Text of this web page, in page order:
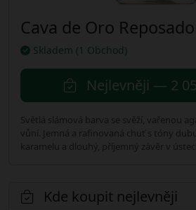
Cava de Oro
Skladem (1 Obchod)
Nejlevněji — 2
Světlá slámová barva se svěží, vařenou
vůní. Jemná a rafinovaná chuť s tóny
karamelu a dlouhý, příjemný závěr v
Kde koupit nejlevněji